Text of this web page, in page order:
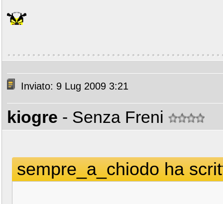
Inviato: 9 Lug 2009 3:21
kiogre - Senza Freni
sempre_a_chiodo ha